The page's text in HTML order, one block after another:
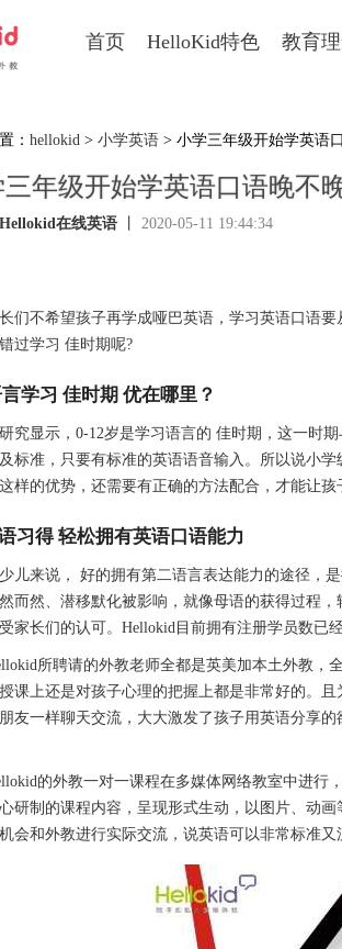
首页 HelloKid特色 教育
： hellokid > 小学英语 > 小学三年级开始学英语
年级开始学英语口语晚不
Hellokid在线英语 2020-05-11 19:44:34
不希望孩子再学成哑巴英语，学习英语口语要
过学习 佳时期呢?
学习 佳时期 优在哪里？
显示，0-12岁是学习语言的 佳时期，这一时期
标准，只要有标准的英语语音输入。所以说小
样的优势，还需要有正确的方法配合，才能让孩
习得 轻松拥有英语口语能力
来说， 好的拥有第二语言表达能力的途径，是
而然、潜移默化被影响，就像母语的获得过程
家长们的认可。Hellokid目前拥有注册学员数已经
所聘请的外教老师全都是英美加本土外教，
课上还是对孩子心理的把握上都是非常好的。
友一样聊天交流，大大激发了孩子用英语分享
的外教一对一课程在多媒体网络教室中进行
研制的课程内容，呈现形式生动，以图片、动
会和外教进行实际交流，说英语可以非常标准